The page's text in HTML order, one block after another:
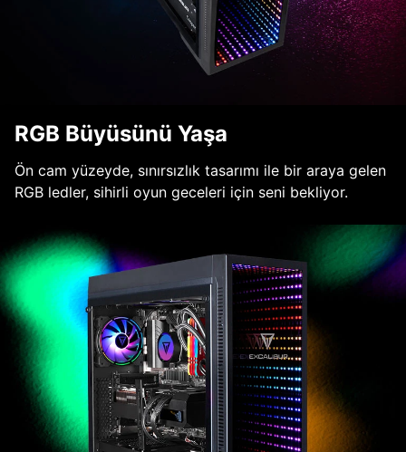
RGB Büyüsünü Yaşa
Ön cam yüzeyde, sınırsızlık tasarımı ile bir araya gelen
RGB ledler, sihirli oyun geceleri için seni bekliyor.